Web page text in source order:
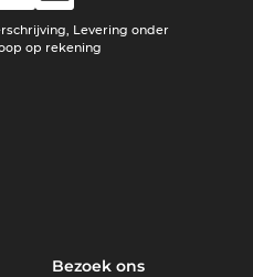
Levering onder
op rekening
Bezoek ons